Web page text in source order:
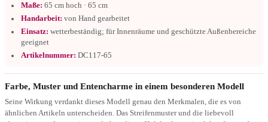
Maße: 65 cm hoch · 65 cm
Handarbeit: von Hand gearbeitet
Einsatz: wetterbeständig; für Innenräume und geschützte Außenbereiche
geeignet
Artikelnummer: DC117-65
Farbe, Muster und Entencharme in einem besonderen Modell
Seine Wirkung verdankt dieses Modell genau den Merkmalen, die es von
ähnlichen Artikeln unterscheiden. Das Streifenmuster und die liebevoll